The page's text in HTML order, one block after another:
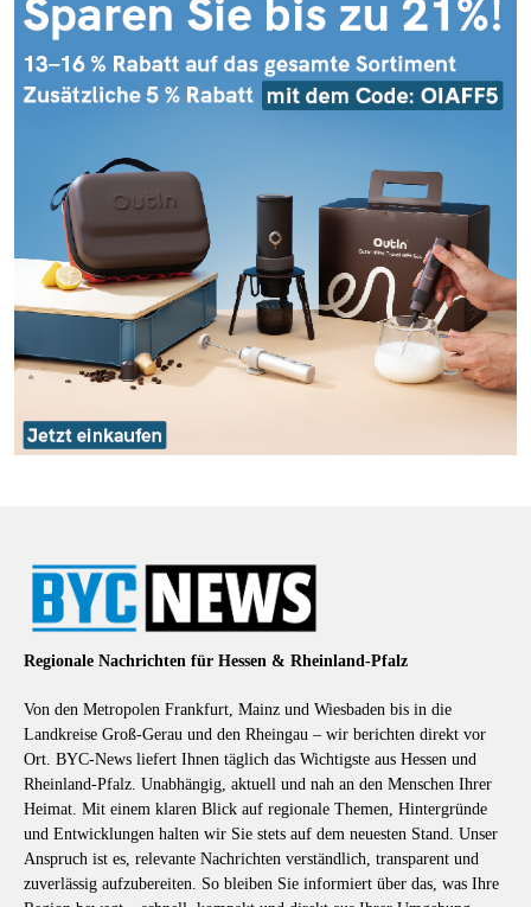
Regionale Nachrichten für Hessen & Rheinland-Pfalz
Von den Metropolen Frankfurt, Mainz und Wiesbaden bis in die
Landkreise Groß-Gerau und den Rheingau – wir berichten direkt vor
Ort. BYC-News liefert Ihnen täglich das Wichtigste aus Hessen und
Rheinland-Pfalz. Unabhängig, aktuell und nah an den Menschen Ihrer
Heimat. Mit einem klaren Blick auf regionale Themen, Hintergründe
und Entwicklungen halten wir Sie stets auf dem neuesten Stand. Unser
Anspruch ist es, relevante Nachrichten verständlich, transparent und
zuverlässig aufzubereiten. So bleiben Sie informiert über das, was Ihre